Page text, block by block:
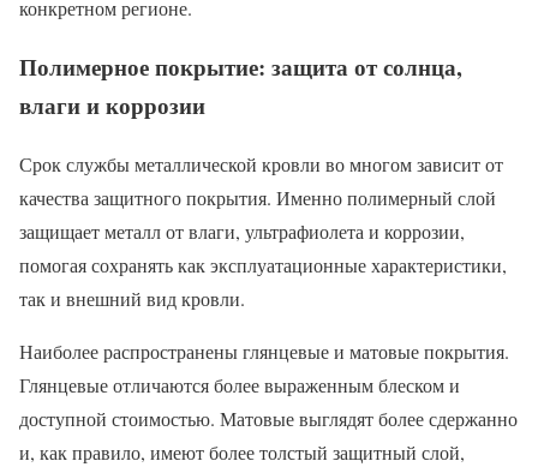
конкретном регионе.
Полимерное покрытие: защита от солнца,
влаги и коррозии
Срок службы металлической кровли во многом зависит от
качества защитного покрытия. Именно полимерный слой
защищает металл от влаги, ультрафиолета и коррозии,
помогая сохранять как эксплуатационные характеристики,
так и внешний вид кровли.
Наиболее распространены глянцевые и матовые покрытия.
Глянцевые отличаются более выраженным блеском и
доступной стоимостью. Матовые выглядят более сдержанно
и, как правило, имеют более толстый защитный слой,